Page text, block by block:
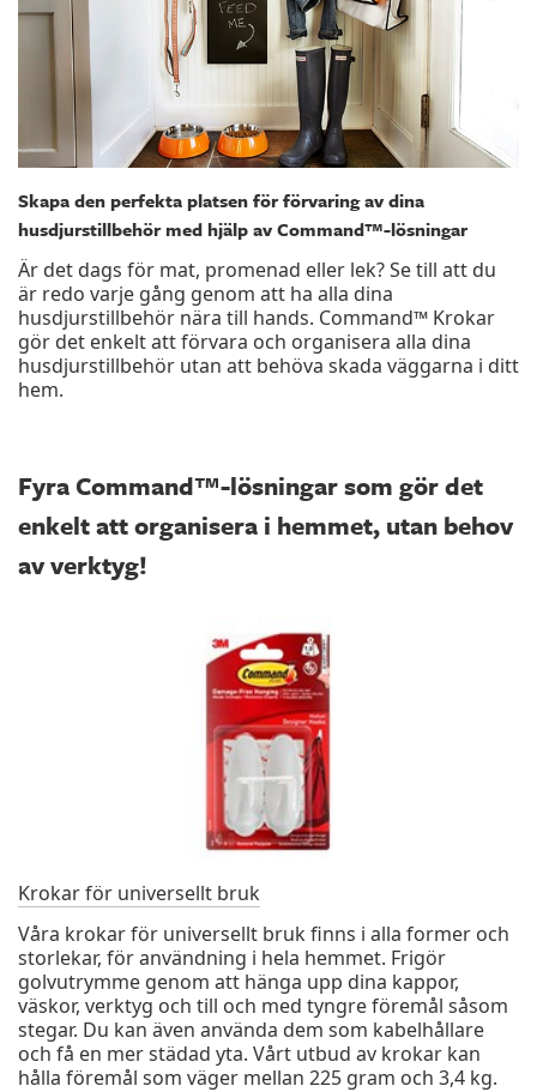
Skapa den perfekta platsen för förvaring av dina
husdjurstillbehör med hjälp av Command™-lösningar
Är det dags för mat, promenad eller lek? Se till att du
är redo varje gång genom att ha alla dina
husdjurstillbehör nära till hands. Command™ Krokar
gör det enkelt att förvara och organisera alla dina
husdjurstillbehör utan att behöva skada väggarna i ditt
hem.
Fyra Command™-lösningar som gör det
enkelt att organisera i hemmet, utan behov
av verktyg!
Krokar för universellt bruk
Våra krokar för universellt bruk finns i alla former och
storlekar, för användning i hela hemmet. Frigör
golvutrymme genom att hänga upp dina kappor,
väskor, verktyg och till och med tyngre föremål såsom
stegar. Du kan även använda dem som kabelhållare
och få en mer städad yta. Vårt utbud av krokar kan
hålla föremål som väger mellan 225 gram och 3,4 kg.